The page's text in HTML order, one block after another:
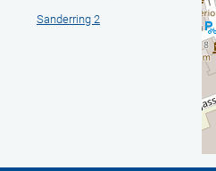
Sanderring 2